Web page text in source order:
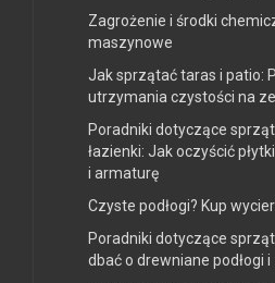
Zagrożenie i środki
maszynowe
Jak sprzątać taras i patio:
utrzymania czystości na
Poradniki dotyczące
łazienki: Jak oczyścić
i armaturę
Czyste podłogi? Kup
Poradniki dotyczące
dbać o drewniane podłogi